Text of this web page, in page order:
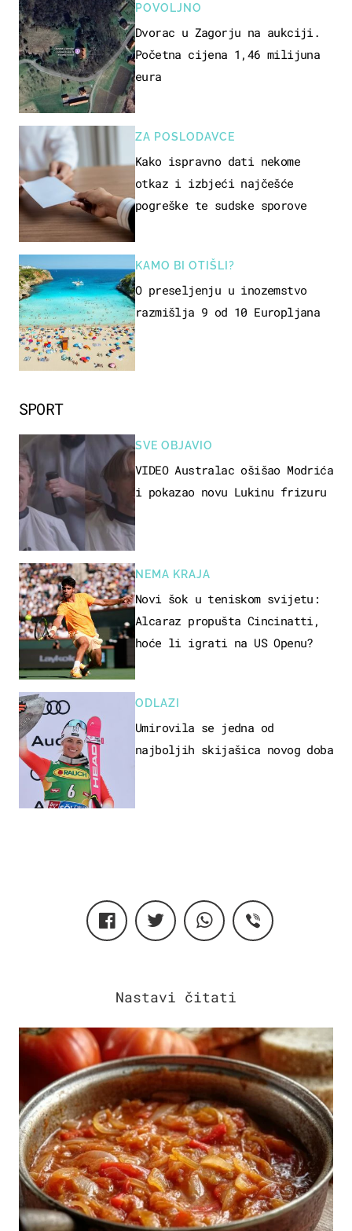
SPORT
SVE OBJAVIO
VIDEO Australac ošišao Modrića
i pokazao novu Lukinu frizuru
NEMA KRAJA
Novi šok u teniskom svijetu:
Alcaraz propušta Cincinatti,
hoće li igrati na US Openu?
ODLAZI
Umirovila se jedna od
najboljih skijašica novog doba
POVOLJNO
Dvorac u Zagorju na aukciji.
Početna cijena 1,46 milijuna
eura
ZA POSLODAVCE
Kako ispravno dati nekome
otkaz i izbjeći najčešće
pogreške te sudske sporove
KAMO BI OTIŠLI?
O preseljenju u inozemstvo
razmišlja 9 od 10 Europljana